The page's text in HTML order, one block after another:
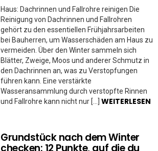
Haus: Dachrinnen und Fallrohre reinigen Die
Reinigung von Dachrinnen und Fallrohren
gehört zu den essentiellen Frühjahrsarbeiten
bei Bauherren, um Wasserschäden am Haus zu
vermeiden. Über den Winter sammeln sich
Blätter, Zweige, Moos und anderer Schmutz in
den Dachrinnen an, was zu Verstopfungen
führen kann. Eine verstärkte
Wasseransammlung durch verstopfte Rinnen
und Fallrohre kann nicht nur […] WEITERLESEN
Grundstück nach dem Winter
checken: 12 Punkte, auf die du